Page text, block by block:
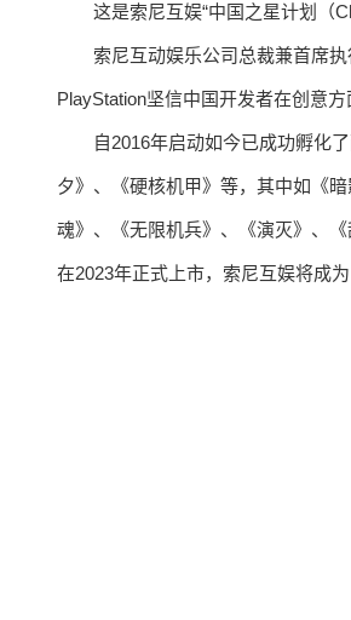
这是索尼互娱“中国之星计划（
索尼互动娱乐公司总裁兼首席执
PlayStation坚信中国开发者在创意
自2016年启动如今已成功孵化
夕》、《硬核机甲》等，其中如《
魂》、《无限机兵》、《演灭》、
在2023年正式上市，索尼互娱将成